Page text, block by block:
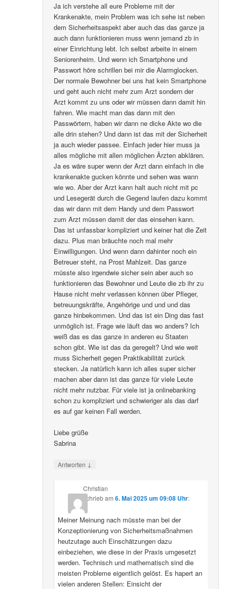
Ja ich verstehe all eure Probleme mit der
Krankenakte, mein Problem was ich sehe ist neben
dem Sicherheitsaspekt aber auch das das ganze ja
auch dann funktionieren muss wenn jemand zb in
einer Einrichtung lebt. Ich selbst arbeite in einem
Seniorenheim. Und wenn ich Smartphone und
Passwort höre schrillen bei mir die Alarmglocken.
Der normale Bewohner bei uns hat kein Smartphone
und geht auch nicht mehr zum Arzt sondern der
Arzt kommt zu uns oder wir müssen dann damit hin
fahren. Wie macht man das dann mit den
Passwörtern, haben wir dann ne dicke Akte wo die
alle drin stehen? Und dann ist das mit der Sicherheit
ja auch wieder passee. Einfach jeder hier muss ja
alles mögliche mit allen möglichen Ärzten abklären.
Ja es wäre super wenn der Arzt dann einfach in die
krankenakte gucken könnte und sehen was wann
wie wo. Aber der Arzt kann halt auch nicht mit pc
und Lesegerät durch die Gegend laufen dazu kommt
das wir dann mit dem Handy und dem Passwort
zum Arzt müssen damit der das einsehen kann.
Das ist unfassbar kompliziert und keiner hat die Zeit
dazu. Plus man bräuchte noch mal mehr
Einwilligungen. Und wenn dann dahinter noch ein
Betreuer steht, na Prost Mahlzeit. Das ganze
müsste also irgendwie sicher sein aber auch so
funktionieren das Bewohner und Leute die zb ihr zu
Hause nicht mehr verlassen können über Pfleger,
betreuungskräfte, Angehörige und und und das
ganze hinbekommen. Und das ist ein Ding das fast
unmöglich ist. Frage wie läuft das wo anders? Ich
weiß das es das ganze in anderen eu Staaten
schon gibt. Wie ist das da geregelt? Und wie weit
muss Sicherheit gegen Praktikabilität zurück
stecken. Ja natürlich kann ich alles super sicher
machen aber dann ist das ganze für viele Leute
nicht mehr nutzbar. Für viele ist ja onlinebanking
schon zu kompliziert und schwieriger als das darf
es auf gar keinen Fall werden.
Liebe grüße
Sabrina
Antworten ↓
Christian
schriebam 6. Mai 2025 um 09:08 Uhr:
Meiner Meinung nach müsste man bei der
Konzeptionierung von Sicherheitsmaßnahmen
heutzutage auch Einschätzungen dazu
einbeziehen, wie diese in der Praxis umgesetzt
werden. Technisch und mathematisch sind die
meisten Probleme eigentlich gelöst. Es hapert an
vielen anderen Stellen: Einsicht der